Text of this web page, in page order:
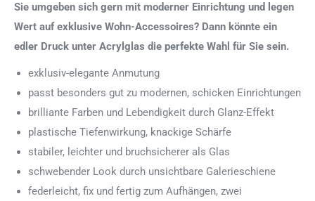
Sie umgeben sich gern mit moderner Einrichtung und legen
Wert auf exklusive Wohn-Accessoires? Dann könnte ein
edler Druck unter Acrylglas die perfekte Wahl für Sie sein.
exklusiv-elegante Anmutung
passt besonders gut zu modernen, schicken Einrichtungen
brilliante Farben und Lebendigkeit durch Glanz-Effekt
plastische Tiefenwirkung, knackige Schärfe
stabiler, leichter und bruchsicherer als Glas
schwebender Look durch unsichtbare Galerieschiene
federleicht, fix und fertig zum Aufhängen, zwei